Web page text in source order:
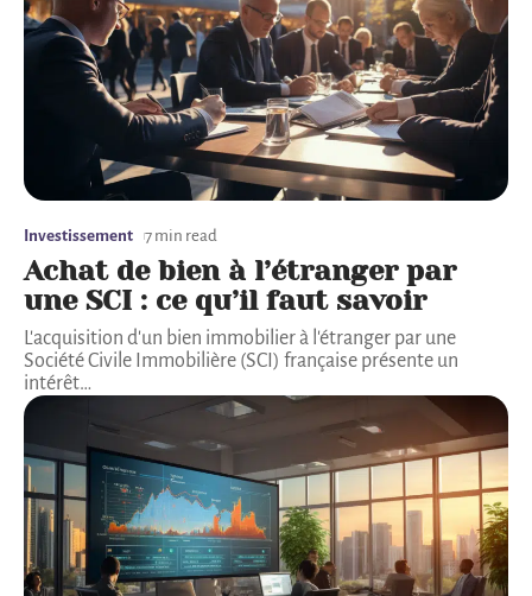
Investissement 7 min read
Achat de bien à l’étranger par
une SCI : ce qu’il faut savoir
L'acquisition d'un bien immobilier à l'étranger par une
Société Civile Immobilière (SCI) française présente un
intérêt…